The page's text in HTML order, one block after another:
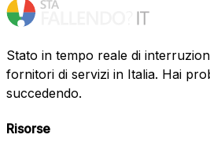
Stato in tempo reale di
fornitori di servizi in Italia. Hai
succedendo.
Risorse